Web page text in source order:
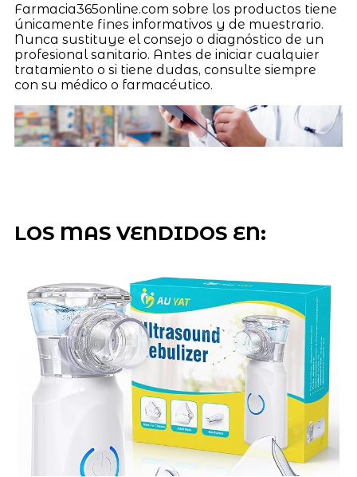
Farmacia365online.com sobre los productos tiene
únicamente fines informativos y de muestrario.
Nunca sustituye el consejo o diagnóstico de un
profesional sanitario. Antes de iniciar cualquier
tratamiento o si tiene dudas, consulte siempre
con su médico o farmacéutico.
LOS MAS VENDIDOS EN: